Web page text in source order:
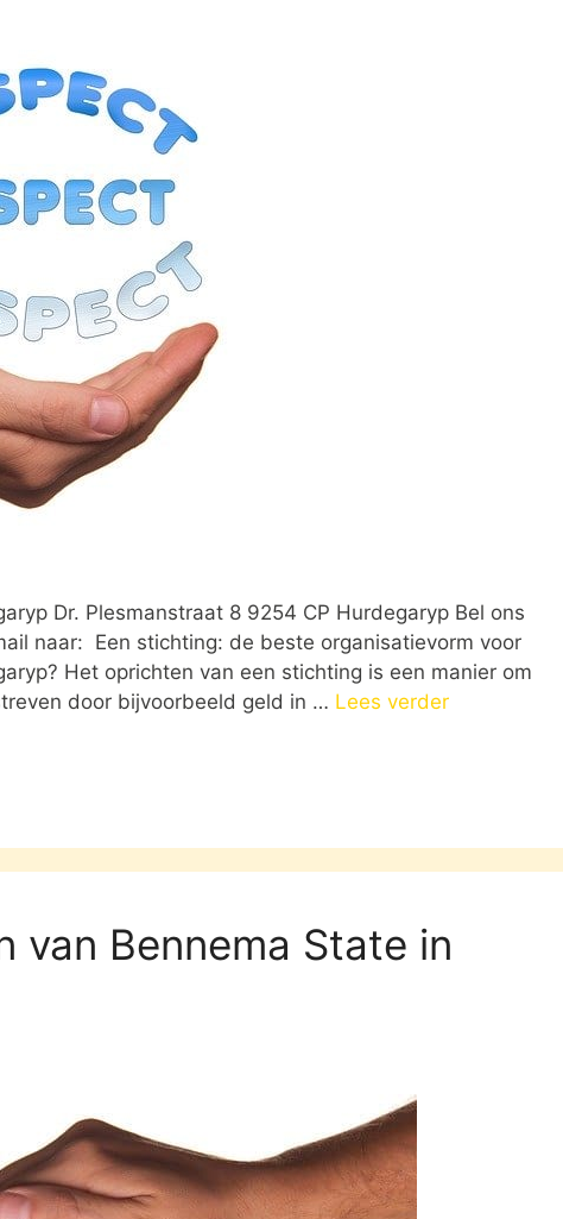
Dr. Plesmanstraat 8 9254 CP Hurdegaryp Bel ons
naar: Een stichting: de beste organisatievorm voor
Het oprichten van een stichting is een manier om
door bijvoorbeeld geld in … Lees verder
van Bennema State in